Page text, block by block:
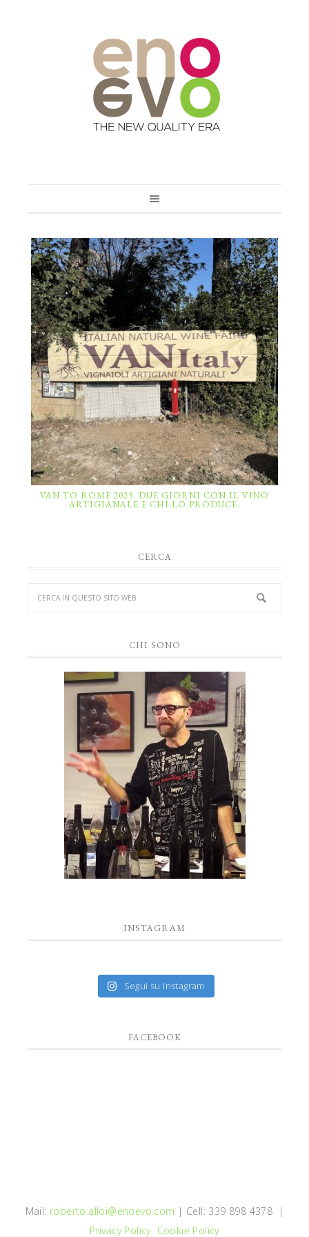
VAN TO ROME 2025. DUE GIORNI CON IL VINO
ARTIGIANALE E CHI LO PRODUCE.
CERCA
CHI SONO
INSTAGRAM
Segui su Instagram
FACEBOOK
Mail: roberto.alloi@enoevo.com | Cell: 339 898 4378 |
Privacy Policy Cookie Policy